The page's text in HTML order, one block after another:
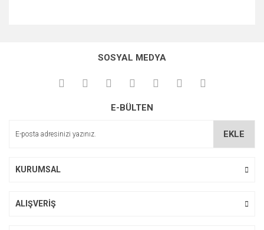
kullanarak tarafımıza iletebilirsiniz.
Görüş ve önerileriniz için teşekkür ederiz.
Ürün açıklamasında eksik bilgiler bulunuyor.
SOSYAL MEDYA
E-BÜLTEN
EKLE
KURUMSAL
ALIŞVERİŞ